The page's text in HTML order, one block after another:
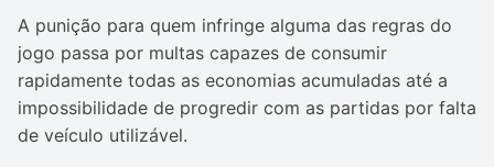
A punição para quem infringe alguma das regras do
jogo passa por multas capazes de consumir
rapidamente todas as economias acumuladas até a
impossibilidade de progredir com as partidas por falta
de veículo utilizável.